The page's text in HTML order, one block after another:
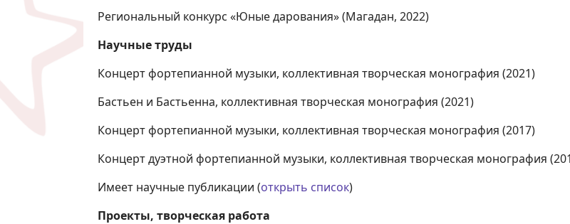
Региональный конкурс «Юные дарования» (Магадан, 2022)
Научные труды
Концерт фортепианной музыки, коллективная творческая монография (2021)
Бастьен и Бастьенна, коллективная творческая монография (2021)
Концерт фортепианной музыки, коллективная творческая монография (2017)
Концерт дуэтной фортепианной музыки, коллективная творческая монография
Имеет научные публикации (открыть список)
Проекты, творческая работа